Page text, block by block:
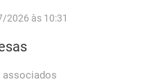
2026 às 10:31
associados